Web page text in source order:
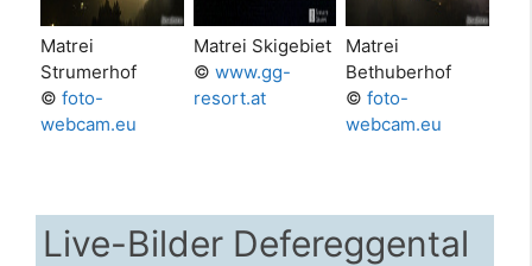
Matrei
Strumerhof
© foto-
webcam.eu
Matrei Skigebiet
© www.gg-
resort.at
Matrei
Bethuberhof
©foto-
webcam.eu
Live-Bilder Defereggental